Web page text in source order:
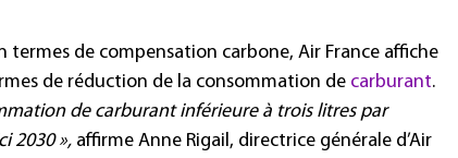
termes de compensation carbone, Air France affiche
de réduction de la consommation de carburant.
de carburant inférieure à trois litres par
2030 », affirme Anne Rigail, directrice générale d’Air